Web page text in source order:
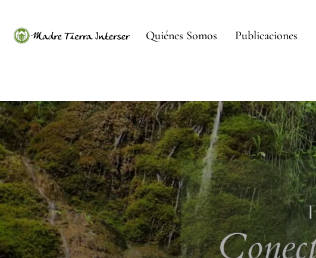
Quiénes Somos Publicaciones